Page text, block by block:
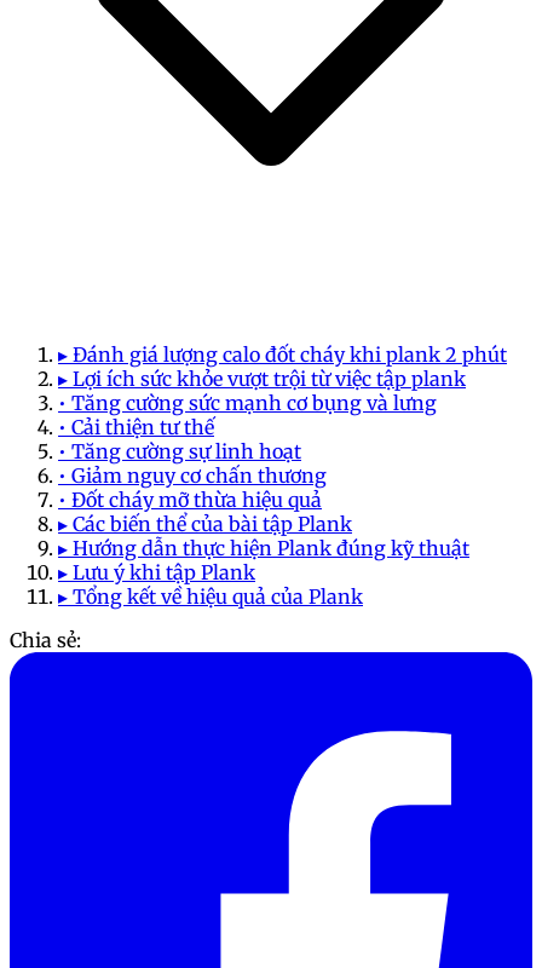
▸ Đánh giá lượng calo đốt cháy khi plank 2 phút
▸ Lợi ích sức khỏe vượt trội từ việc tập plank
• Tăng cường sức mạnh cơ bụng và lưng
• Cải thiện tư thế
• Tăng cường sự linh hoạt
• Giảm nguy cơ chấn thương
• Đốt cháy mỡ thừa hiệu quả
▸ Các biến thể của bài tập Plank
▸ Hướng dẫn thực hiện Plank đúng kỹ thuật
▸ Lưu ý khi tập Plank
▸ Tổng kết về hiệu quả của Plank
Chia sẻ: